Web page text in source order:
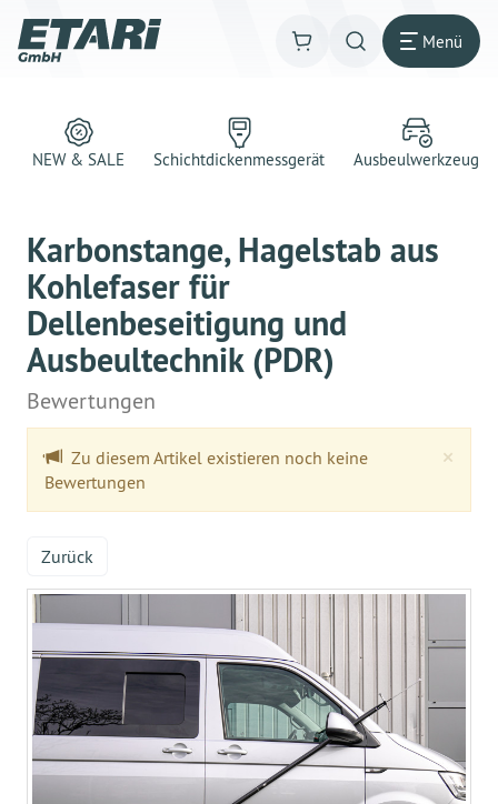
Menü
NEW & SALE Schichtdickenmessgerät Ausbeulwerkzeug
Karbonstange, Hagelstab aus
Kohlefaser für
Dellenbeseitigung und
Ausbeultechnik (PDR)
Bewertungen
×
Zu diesem Artikel existieren noch keine
Bewertungen
Zurück